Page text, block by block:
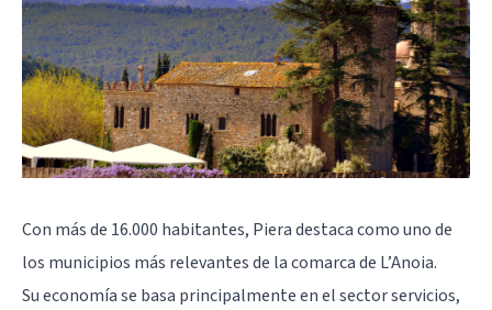
Con más de 16.000 habitantes, Piera destaca como uno de
los municipios más relevantes de la comarca de L’Anoia.
Su economía se basa principalmente en el sector servicios,